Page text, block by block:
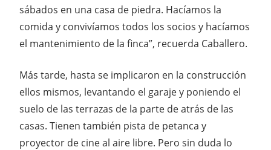
sábados en una casa de piedra. Hacíamos la
comida y convivíamos todos los socios y hacíamos
el mantenimiento de la finca”, recuerda Caballero.
Más tarde, hasta se implicaron en la construcción
ellos mismos, levantando el garaje y poniendo el
suelo de las terrazas de la parte de atrás de las
casas. Tienen también pista de petanca y
proyector de cine al aire libre. Pero sin duda lo